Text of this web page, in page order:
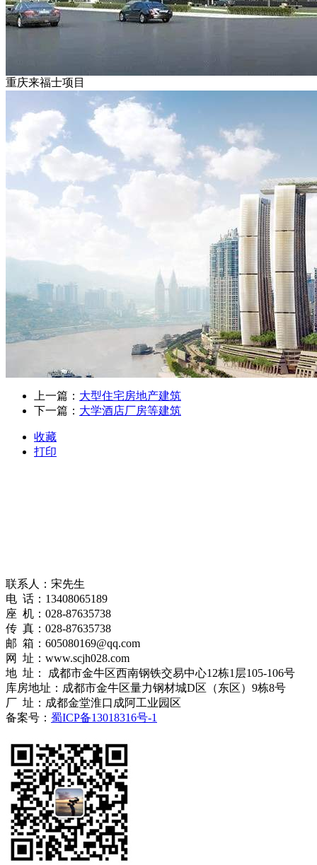
重庆来福士项目
上一篇： 大型住宅房地产建筑
下一篇： 大学酒店厂房等建筑
收藏
打印
联系人：宋先生
电 话：13408065189
座 机：028-87635738
传 真：028-87635738
邮 箱：605080169@qq.com
网 址：www.scjh028.com
地 址： 成都市金牛区西南钢铁交易中心12栋1层105-106号
库房地址：成都市金牛区量力钢材城D区（东区）9栋8号
厂 址：成都金堂淮口成阿工业园区
备案号： 蜀ICP备13018316号-1